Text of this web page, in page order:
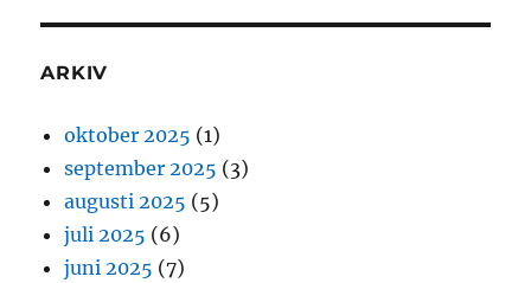
ARKIV
oktober 2025 (1)
september 2025 (3)
augusti 2025 (5)
juli 2025 (6)
juni 2025 (7)